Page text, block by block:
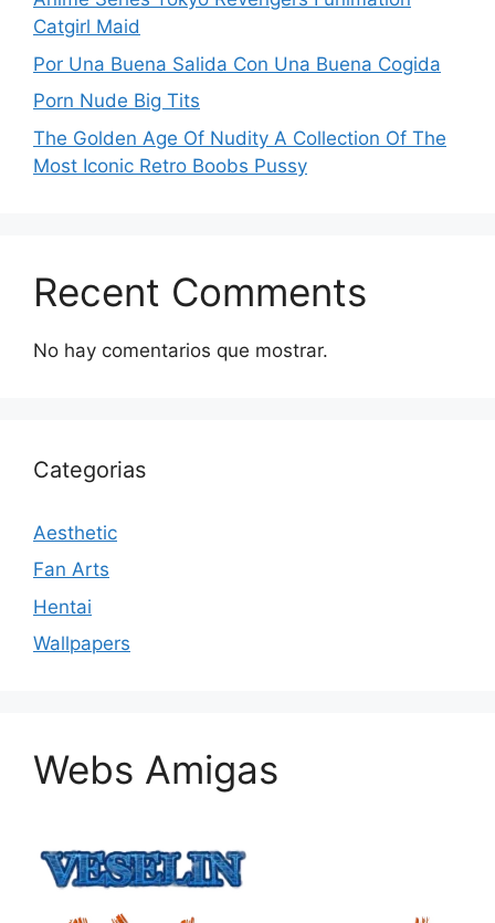
Catgirl Maid
Por Una Buena Salida Con Una Buena Cogida
Porn Nude Big Tits
The Golden Age Of Nudity A Collection Of The
Most Iconic Retro Boobs Pussy
Recent Comments
No hay comentarios que mostrar.
Categorias
Aesthetic
Fan Arts
Hentai
Wallpapers
Webs Amigas